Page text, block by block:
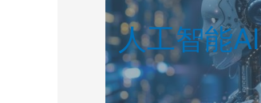
人工智能AI